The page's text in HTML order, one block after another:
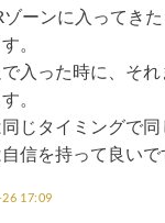
ゾーンに入ってき
。
入った時に、そ
。
じタイミングで
信を持って良い
17:09